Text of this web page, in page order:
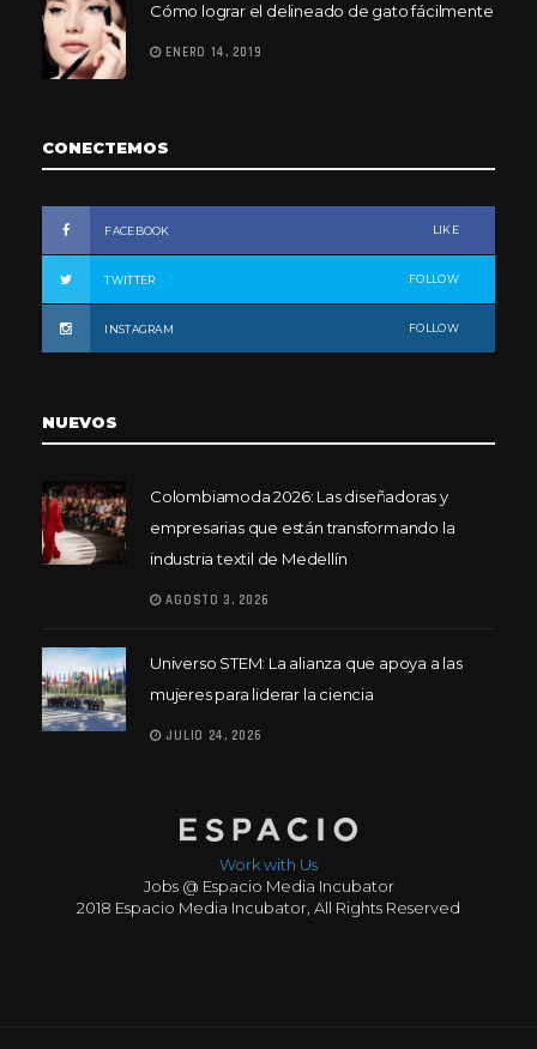
Cómo lograr el delineado de gato fácilmente
ENERO 14, 2019
CONECTEMOS
FACEBOOK LIKE
TWITTER FOLLOW
INSTAGRAM FOLLOW
NUEVOS
Colombiamoda 2026: Las diseñadoras y
empresarias que están transformando la
industria textil de Medellín
AGOSTO 3, 2026
Universo STEM: La alianza que apoya a las
mujeres para liderar la ciencia
JULIO 24, 2026
Work with Us
Jobs @ Espacio Media Incubator
2018 Espacio Media Incubator, All Rights Reserved